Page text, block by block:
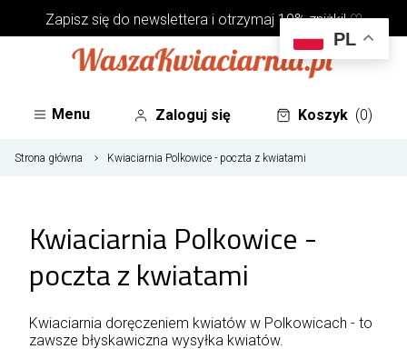
Zapisz się do newsletterai otrzymaj 10% zniżki! ♡
Menu Zaloguj się Koszyk (0)
Strona główna Kwiaciarnia Polkowice - poczta z kwiatami
Kwiaciarnia Polkowice -
poczta z kwiatami
Kwiaciarnia doręczeniem kwiatów w Polkowicach - to
zawsze błyskawiczna wysyłka kwiatów.
PL